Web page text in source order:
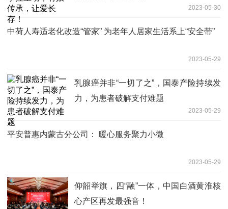
2023-05-30
中荷人寿适老化改造“管家” 为老年人居家生活系上“安全带”
2023-05-29
乳腺癌并非“一切了之”，国泰产险持续发
力，为患者破解支付难题
2023-05-29
平安普惠内蒙古分公司： 暖心服务聚力小微
2023-05-29
仰韶举旗，四“融”一体，中国白酒黄淮核
心产区再发最强音！